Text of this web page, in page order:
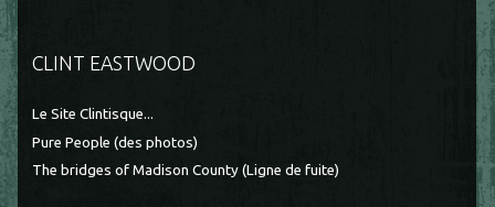
CLINT EASTWOOD
Le Site Clintisque...
Pure People (des photos)
The bridges of Madison County (Ligne de fuite)